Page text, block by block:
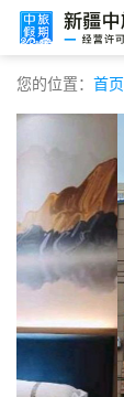
您的位置： 首页